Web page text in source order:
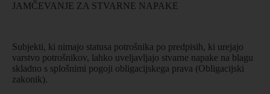
JAMČEVANJE ZA STVARNE NAPAKE
Subjekti, ki nimajo statusa potrošnika po predpisih, ki urejajo
varstvo potrošnikov, lahko uveljavljajo stvarne napake na blagu
skladno s splošnimi pogoji obligacijskega prava (Obligacijski
zakonik).